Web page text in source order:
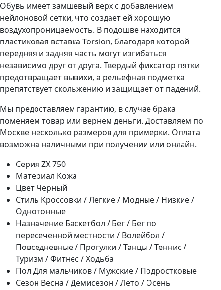
Обувь имеет замшевый верх с добавлением
нейлоновой сетки, что создает ей хорошую
воздухопроницаемость. В подошве находится
пластиковая вставка Torsion, благодаря которой
передняя и задняя часть могут изгибаться
независимо друг от друга. Твердый фиксатор пятки
предотвращает вывихи, а рельефная подметка
препятствует скольжению и защищает от падений.
Мы предоставляем гарантию, в случае брака
поменяем товар или вернем деньги. Доставляем по
Москве несколько размеров для примерки. Оплата
возможна наличными при получении или онлайн.
Серия ZX 750
Материал Кожа
Цвет Черный
Стиль Кроссовки / Легкие / Модные / Низкие /
Однотонные
Назначение Баскетбол / Бег / Бег по
пересеченной местности / Волейбол /
Повседневные / Прогулки / Танцы / Теннис /
Туризм / Фитнес / Ходьба
Пол Для мальчиков / Мужские / Подростковые
Сезон Весна / Демисезон / Лето / Осень